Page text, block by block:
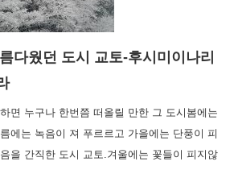
다웠던 도시 교토-후시미이나리
면 누구나 한번쯤 떠올릴 만한 그 도시봄에는
에는 녹음이 져 푸르르고 가을에는 단풍이 피
을 간직한 도시 교토.겨울에는 꽃들이 피지않